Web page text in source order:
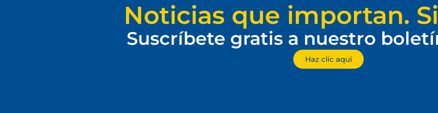
Noticias que importan.
Suscríbete gratis a nuestro
Haz clic aquí